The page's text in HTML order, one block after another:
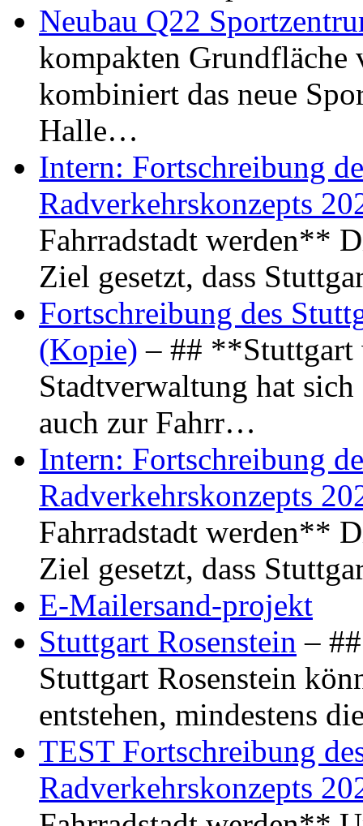
Neubau Q22
kompakten Grundfläche
kombiniert das neue
Halle…
Intern: Fortschreibung
Radverkehrskonzepts
Fahrradstadt werden**
Ziel gesetzt, dass
Fortschreibung des
(Kopie) – ## **Stuttgart
Stadtverwaltung hat
auch zur Fahrr…
Intern: Fortschreibung
Radverkehrskonzepts
Fahrradstadt werden**
Ziel gesetzt, dass
E-Mailersand-projekt
Stuttgart Rosenstein –
Stuttgart Rosenstein
entstehen, mindestens
TEST Fortschreibung
Radverkehrskonzepts